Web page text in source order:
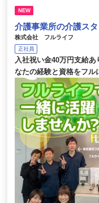
NEW
介護事業所の介護ス
株式会社 フルライフ
正社員
入社祝い金40万円支給
なたの経験と資格をフル